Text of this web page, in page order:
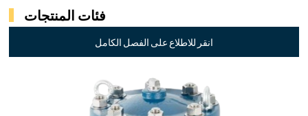
فئات المنتجات
انقر للاطلاع على الفصل الكامل